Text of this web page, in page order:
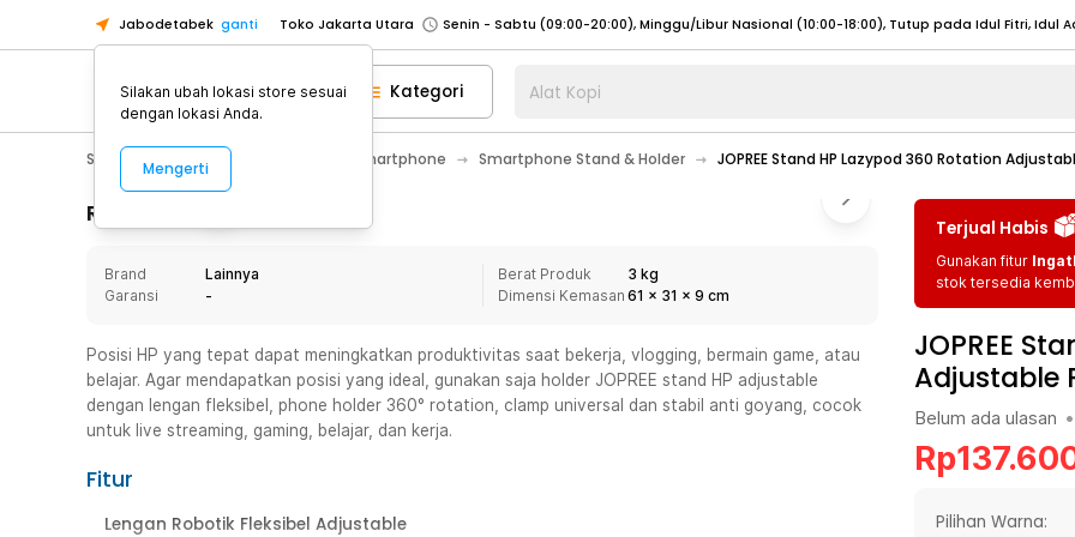
Jabodetabek ganti Toko Jakarta Utara
Toko Tangerang
Toko Cikupa
Pick n Go Jakarta Barat
Senin - Jumat (07:00 - 20:00), Sabtu - Minggu (08:00 - 20:00), Tutup pada Idul Fitri
Pick n Go Bekasi
Senin - Jumat (08:00 - 20:00), Sabtu - Minggu/ Libur Nasional (08:00 - 17:00) Selengkapnya
Senin - Jumat (08:00 - 20:00), Sabtu - Minggu/ Libur Nasional (08:00 - 17:00) Selengkapnya
Senin - Sabtu (09:00-20:00), Minggu/Libur Nasional (12:00-20:00), Tutup pada Idul Fitri
Senin - Sabtu (09:00-20:00), Minggu/Libur Nasional (12:00-20:00), Tutup pada Idul Fitri
Toko Tangerang
Toko Cikupa
Pick n Go Jakarta Barat
Senin - Jumat (07:00 - 20:00), Sabtu - Minggu (08:00 - 20:00), Tutup pada Idul Fitri
Senin - Jumat (08:00 - 20:00), Sabtu - Minggu/ Libur Nasional (08:00 - 17:00) Selengkapnya
Kategori Alat Kopi
Smartphone & Tablet Aksesoris Smartphone Smartphone Stand & Holder JOPREE Stand HP Lazypod 360 Rotation
Rincian Produk
Brand
Lainnya
Garansi
-
Berat Produk
3 kg
Dimensi Kemasan 61 x 31 x 9 cm
Posisi HP yang tepat dapat meningkatkan produktivitas saat bekerja, vlogging, bermain game, atau
belajar. Agar mendapatkan posisi yang ideal, gunakan saja holder JOPREE stand HP adjustable
dengan lengan fleksibel, phone holder 360° rotation, clamp universal dan stabil anti goyang, cocok
untuk live streaming, gaming, belajar, dan kerja.
Fitur
Lengan Robotik Fleksibel Adjustable
Terjual Habis
Gunakan fitur
stok tersedia
JOPREE
Adjustable
Belum ada ulasan •
Rp
Pilihan Warna:
Silakan ubah lokasi store sesuai
dengan lokasi Anda.
Mengerti